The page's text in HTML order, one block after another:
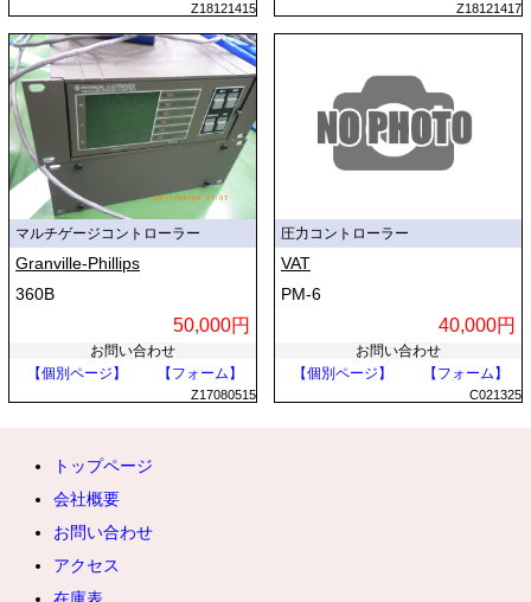
Z18121415 Z18121417
マルチゲージコントローラー
Granville-Phillips
360B
50,000円
お問い合わせ
【個別ページ】
【フォーム】
Z17080515
圧力コントローラー
VAT
PM-6
40,000円
お問い合わせ
【個別ページ】
【フォーム】
C021325
トップページ
会社概要
お問い合わせ
アクセス